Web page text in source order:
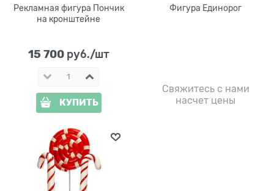
Рекламная фигура Пончик
на кронштейне
15 700 руб./шт
КУПИТЬ
Фигура Единорог
Свяжитесь с нами
насчет цены